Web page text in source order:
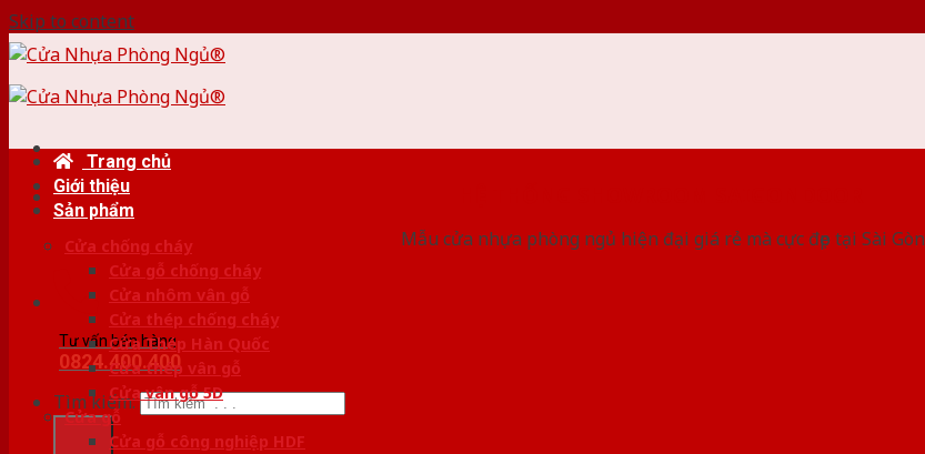
Skip to content
Mẫu cửa nhựa phòng ngủ hiện đại giá rẻ mà cực đẹp tại Sài Gòn
Tư vấn bán hàng
0824.400.400
Tìm kiếm:
Trang chủ
Giới thiệu
Sản phẩm
Cửa chống cháy
Cửa gỗ chống cháy
Cửa nhôm vân gỗ
Cửa thép chống cháy
Cửa Thép Hàn Quốc
Cửa thép vân gỗ
Cửa vân gỗ 5D
Cửa gỗ
Cửa gỗ công nghiệp HDF